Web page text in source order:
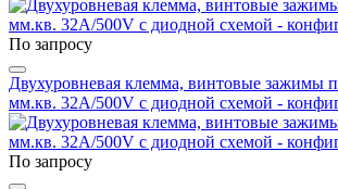
По запросу
Двухуровневая клемма, винтовые зажимы
мм.кв. 32A/500V с диодной схемой -
По запросу